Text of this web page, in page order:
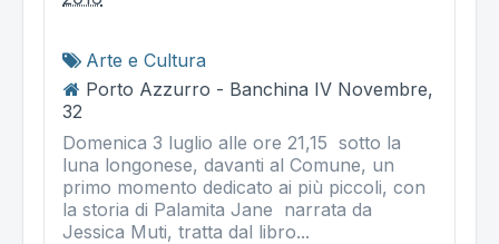
Arte e Cultura
Porto Azzurro - Banchina IV Novembre,
32
Domenica 3 luglio alle ore 21,15 sotto la
luna longonese, davanti al Comune, un
primo momento dedicato ai più piccoli, con
la storia di Palamita Jane narrata da
Jessica Muti, tratta dal libro...